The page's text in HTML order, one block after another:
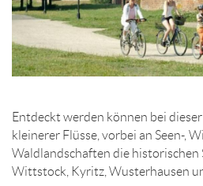
Entdeckt werden können bei
kleinerer Flüsse, vorbei an Seen-,
Waldlandschaften die historischen
Wittstock, Kyritz, Wusterhausen